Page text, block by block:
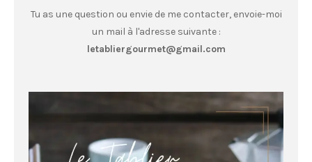
Tu as une question ou envie de me contacter, envoie-moi
un mail à l'adresse suivante :
letabliergourmet@gmail.com